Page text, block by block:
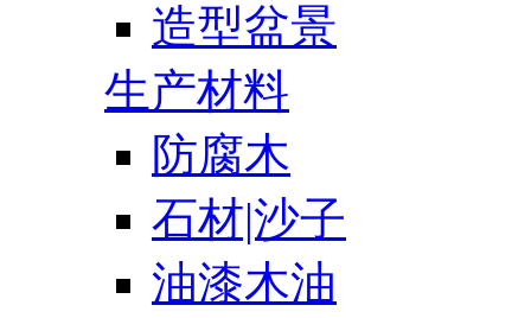
造型盆景
生产材料
防腐木
石材|沙子
油漆木油